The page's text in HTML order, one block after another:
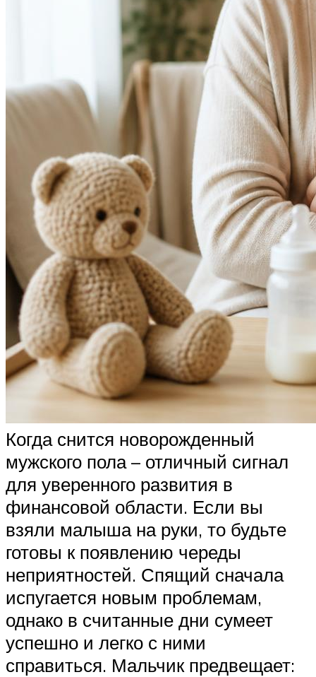
Когда снится новорожденный
мужского пола – отличный сигнал
для уверенного развития в
финансовой области. Если вы
взяли малыша на руки, то будьте
готовы к появлению череды
неприятностей. Спящий сначала
испугается новым проблемам,
однако в считанные дни сумеет
успешно и легко с ними
справиться. Мальчик предвещает: